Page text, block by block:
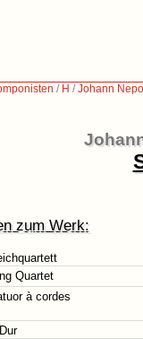
/ H /Johann
zum Werk:
Quartet
à cordes